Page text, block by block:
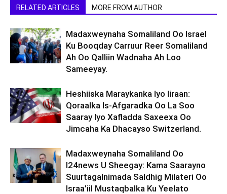
RELATED ARTICLES MORE FROM AUTHOR
Madaxweynaha Somaliland Oo Israel
Ku Booqday Carruur Reer Somaliland
Ah Oo Qalliin Wadnaha Ah Loo
Sameeyay.
Heshiiska Maraykanka Iyo Iiraan:
Qoraalka Is-Afgaradka Oo La Soo
Saaray Iyo Xafladda Saxeexa Oo
Jimcaha Ka Dhacayso Switzerland.
Madaxweynaha Somaliland Oo
I24news U Sheegay: Kama Saarayno
Suurtagalnimada Saldhig Milateri Oo
Israa’iil Mustaqbalka Ku Yeelato